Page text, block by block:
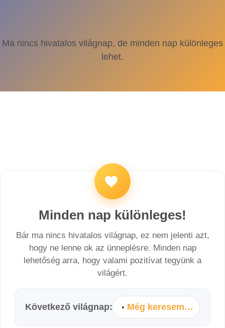
Ma nincs hivatalos világnap, de minden nap különleges
lehet.
Minden nap különleges!
Bár ma nincs hivatalos világnap, ez nem jelenti azt,
hogy ne lenne ok az ünneplésre. Minden nap
lehetőség arra, hogy valami pozitívat tegyünk a
világért.
Következő világnap: Még keresem…